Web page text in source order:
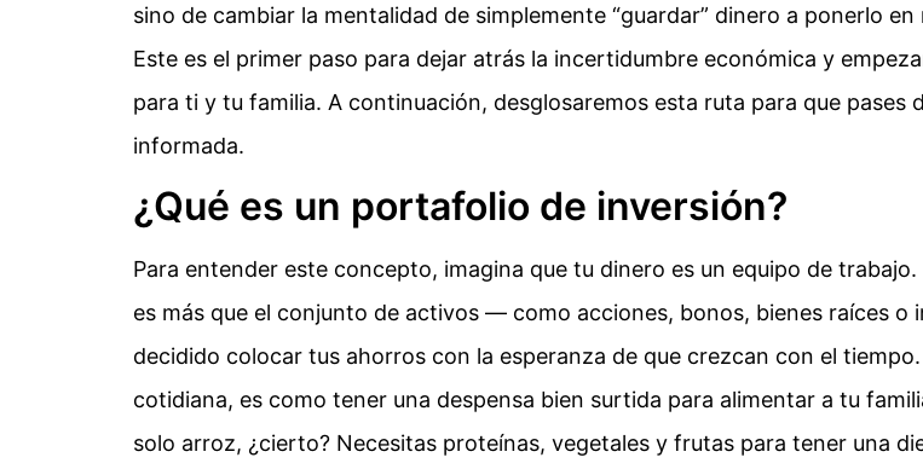
sino de cambiar la mentalidad de simplemente “guardar” dinero a ponerlo
Este es el primer paso para dejar atrás la incertidumbre económica y
para ti y tu familia. A continuación, desglosaremos esta ruta para que pases
informada.
¿Qué es un portafolio de inversión?
Para entender este concepto, imagina que tu dinero es un equipo de
es más que el conjunto de activos — como acciones, bonos, bienes raíces
decidido colocar tus ahorros con la esperanza de que crezcan con el
cotidiana, es como tener una despensa bien surtida para alimentar a tu
solo arroz, ¿cierto? Necesitas proteínas, vegetales y frutas para tener una